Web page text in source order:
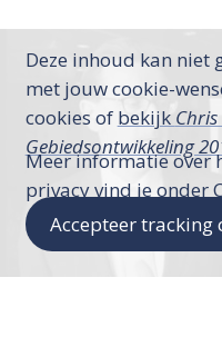
Deze inhoud kan niet
met jouw cookie-
cookies of bekijk
Gebiedsontwikkeling
Meer informatie over
privacy vind je onder
Accepteer tracking